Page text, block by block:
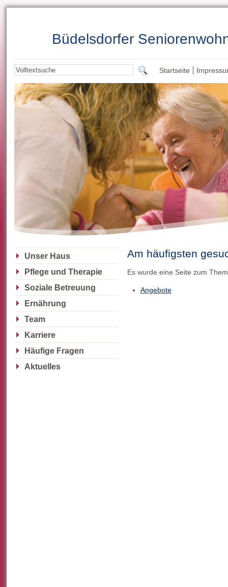
Büdelsdorfer
Startseite
Unser Haus
Pflege und Therapie
Soziale Betreuung
Ernährung
Team
Karriere
Häufige Fragen
Aktuelles
Am häufigsten
Es wurde eine Seite zum
Angebote